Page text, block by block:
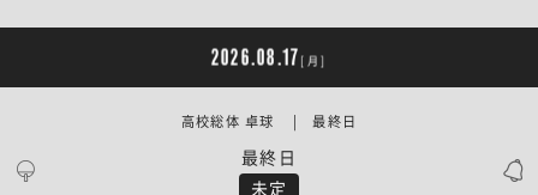
2026.08.17 [月]
未定
最終日
高校総体 卓球 | 最終日